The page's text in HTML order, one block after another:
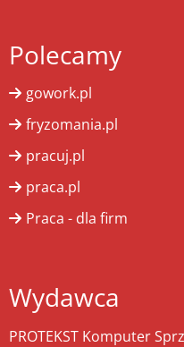
Polecamy
gowork.pl
fryzomania.pl
pracuj.pl
praca.pl
Praca - dla firm
Wydawca
PROTEKST Komputer